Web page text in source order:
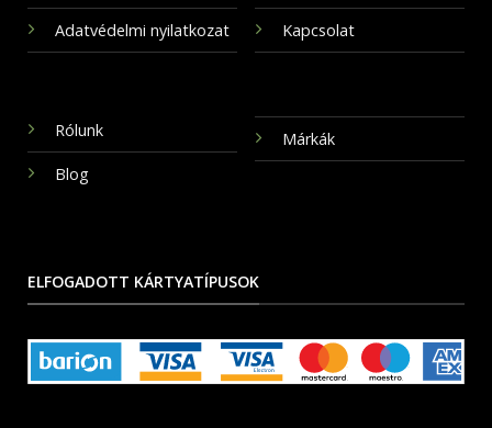
Adatvédelmi nyilatkozat Kapcsolat
Rólunk
Blog
Márkák
ELFOGADOTT KÁRTYATÍPUSOK